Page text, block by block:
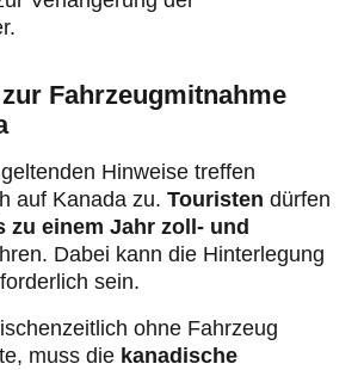
Fahrzeugmitnahme
Hinweise treffen
auf Kanada zu. Touristen dürfen
zu einem Jahr zoll- und
Dabei kann die Hinterlegung
sein.
ohne Fahrzeug
muss die kanadische